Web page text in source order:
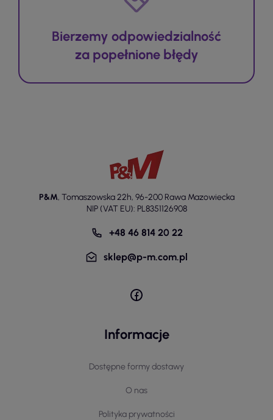
Bierzemy odpowiedzialność
za popełnione błędy
P&M, Tomaszowska 22h, 96-200 Rawa Mazowiecka
NIP (VAT EU): PL8351126908
+48 46 814 20 22
sklep@p-m.com.pl
Informacje
Dostępne formy dostawy
O nas
Polityka prywatności